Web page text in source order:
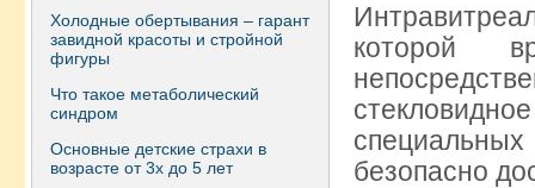
Холодные обертывания – гарант
завидной красоты и стройной
фигуры
Что такое метаболический
синдром
Основные детские страхи в
возрасте от 3х до 5 лет
которой
безопасно